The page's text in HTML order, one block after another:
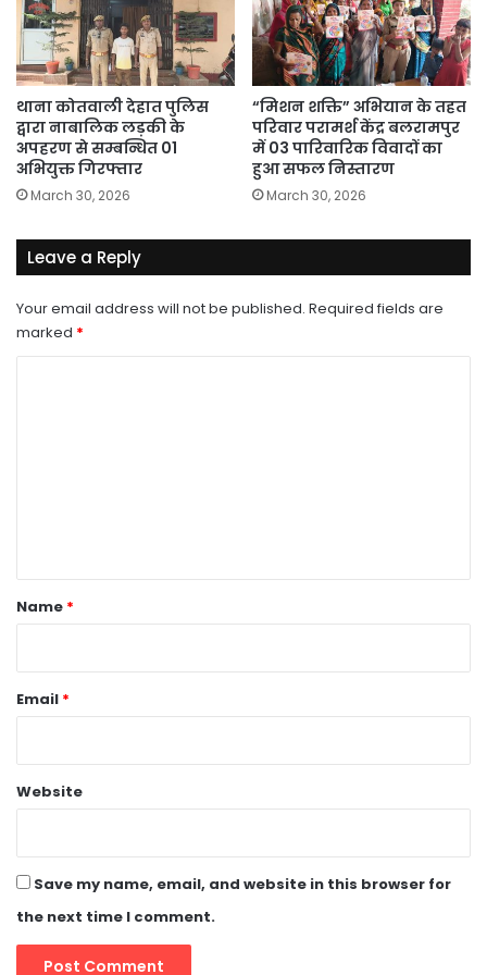
थाना कोतवाली देहात पुलिस
द्वारा नाबालिक लड़की के
अपहरण से सम्बन्धित 01
अभियुक्त गिरफ्तार
March 30, 2026
“मिशन शक्ति” अभियान के तहत
परिवार परामर्श केंद्र बलरामपुर
में 03 पारिवारिक विवादों का
हुआ सफल निस्तारण
March 30, 2026
Leave a Reply
Your email address will not be published. Required fields are
marked *
*
Name *
Email *
Website
Save my name, email, and website in this browser for
the next time I comment.